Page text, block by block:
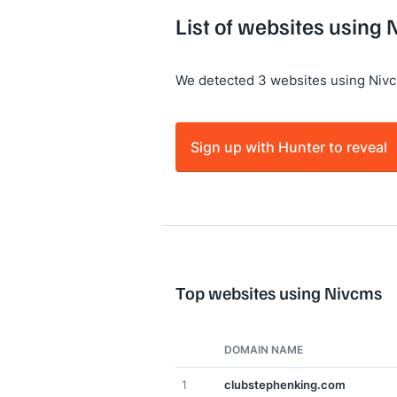
List of websites using
We detected 3 websites using
Sign up with Hunter to reveal
Top websites using Nivcms
DOMAIN NAME
1 clubstephenking.com